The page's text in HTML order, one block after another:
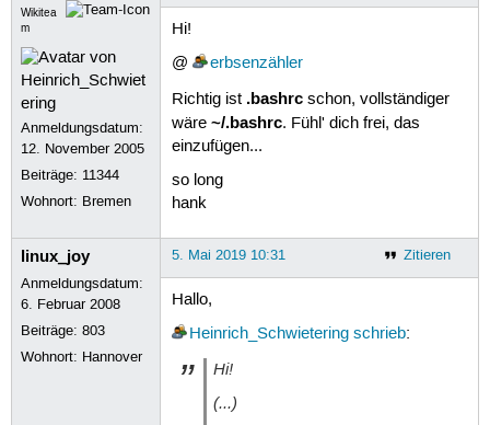
Wikitea
m
Anmeldungsdatum:
12. November 2005
Beiträge: 11344
Wohnort: Bremen
Hi!
@
erbsenzähler
Richtig ist .bashrcschon, vollständiger
wäre ~/.bashrc. Fühl' dich frei, das
einzufügen...
so long
hank
linux_joy
Anmeldungsdatum:
6. Februar 2008
Beiträge:803
Wohnort: Hannover
Zitieren
5. Mai 2019 10:31
Hallo,
Heinrich_Schwietering schrieb:
Hi!
(...)